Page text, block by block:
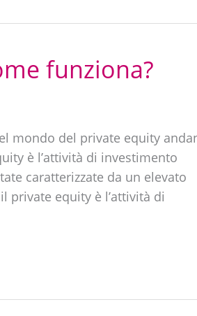
funziona?
mondo del private equity
è l’attività di investimento
caratterizzate da un elevato
private equity è l’attività di